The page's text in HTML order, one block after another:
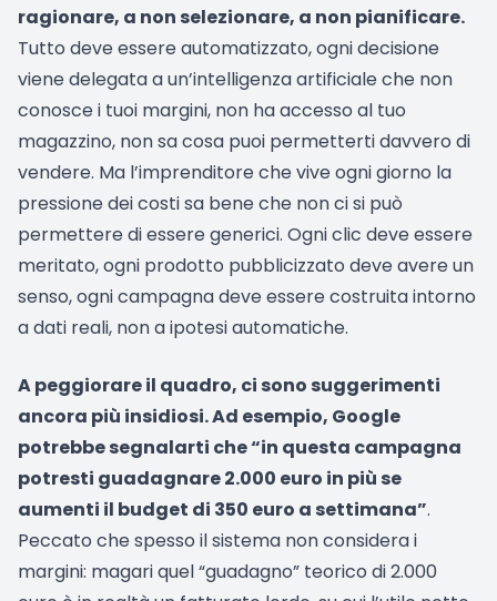
ragionare, a non selezionare, a non pianificare.
Tutto deve essere automatizzato, ogni decisione
viene delegata a un’intelligenza artificiale che non
conosce i tuoi margini, non ha accesso al tuo
magazzino, non sa cosa puoi permetterti davvero di
vendere. Ma l’imprenditore che vive ogni giorno la
pressione dei costi sa bene che non ci si può
permettere di essere generici. Ogni clic deve essere
meritato, ogni prodotto pubblicizzato deve avere un
senso, ogni campagna deve essere costruita intorno
a dati reali, non a ipotesi automatiche.
A peggiorare il quadro, ci sono suggerimenti
ancora più insidiosi. Ad esempio, Google
potrebbe segnalarti che “in questa campagna
potresti guadagnare 2.000 euro in più se
aumenti il budget di 350 euro a settimana”.
Peccato che spesso il sistema non considera i
margini: magari quel “guadagno” teorico di 2.000